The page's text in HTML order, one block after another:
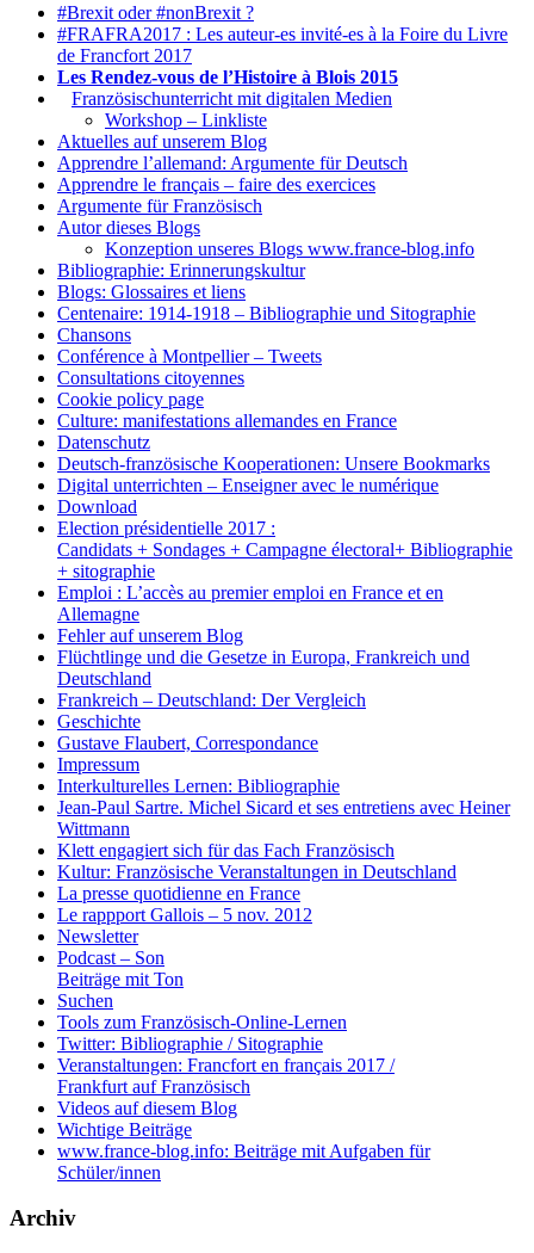
#Brexit oder #nonBrexit ?
#FRAFRA2017 : Les auteur-es invité-es à la Foire du Livre
de Francfort 2017
Les Rendez-vous de l’Histoire à Blois 2015
Französischunterricht mit digitalen Medien
Workshop – Linkliste
Aktuelles auf unserem Blog
Apprendre l’allemand: Argumente für Deutsch
Apprendre le français – faire des exercices
Argumente für Französisch
Autor dieses Blogs
Konzeption unseres Blogs www.france-blog.info
Bibliographie: Erinnerungskultur
Blogs: Glossaires et liens
Centenaire: 1914-1918 – Bibliographie und Sitographie
Chansons
Conférence à Montpellier – Tweets
Consultations citoyennes
Cookie policy page
Culture: manifestations allemandes en France
Datenschutz
Deutsch-französische Kooperationen: Unsere Bookmarks
Digital unterrichten – Enseigner avec le numérique
Download
Election présidentielle 2017 :
Candidats + Sondages + Campagne électoral+ Bibliographie
+ sitographie
Emploi : L’accès au premier emploi en France et en
Allemagne
Fehler auf unserem Blog
Flüchtlinge und die Gesetze in Europa, Frankreich und
Deutschland
Frankreich – Deutschland: Der Vergleich
Geschichte
Gustave Flaubert, Correspondance
Impressum
Interkulturelles Lernen: Bibliographie
Jean-Paul Sartre. Michel Sicard et ses entretiens avec Heiner
Wittmann
Klett engagiert sich für das Fach Französisch
Kultur: Französische Veranstaltungen in Deutschland
La presse quotidienne en France
Le rappport Gallois – 5 nov. 2012
Newsletter
Podcast – Son
Beiträge mit Ton
Suchen
Tools zum Französisch-Online-Lernen
Twitter: Bibliographie / Sitographie
Veranstaltungen: Francfort en français 2017 /
Frankfurt auf Französisch
Videos auf diesem Blog
Wichtige Beiträge
www.france-blog.info: Beiträge mit Aufgaben für
Schüler/innen
Archiv